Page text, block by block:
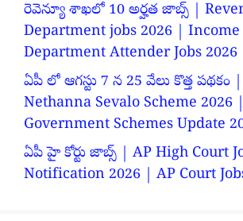
రెవెన్యూ శాఖలో 10 అర్హత జాబ్స్ |
Department jobs 2026 | Income
Department Attender Jobs 2026
ఏపీ లో ఆగస్టు 7 న 25 వేలు కొత్త పథకం
Nethanna Sevalo Scheme 2026
Government Schemes Update
ఏపీ హై కోర్టు జాబ్స్ | AP High Court
Notification 2026 | AP Court